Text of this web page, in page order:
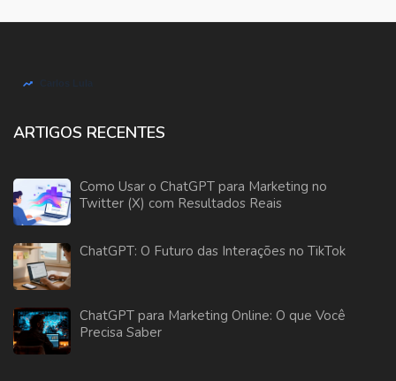
ARTIGOS RECENTES
Como Usar o ChatGPT para Marketing no
Twitter (X) com Resultados Reais
ChatGPT: O Futuro das Interações no TikTok
ChatGPT para Marketing Online: O que Você
Precisa Saber